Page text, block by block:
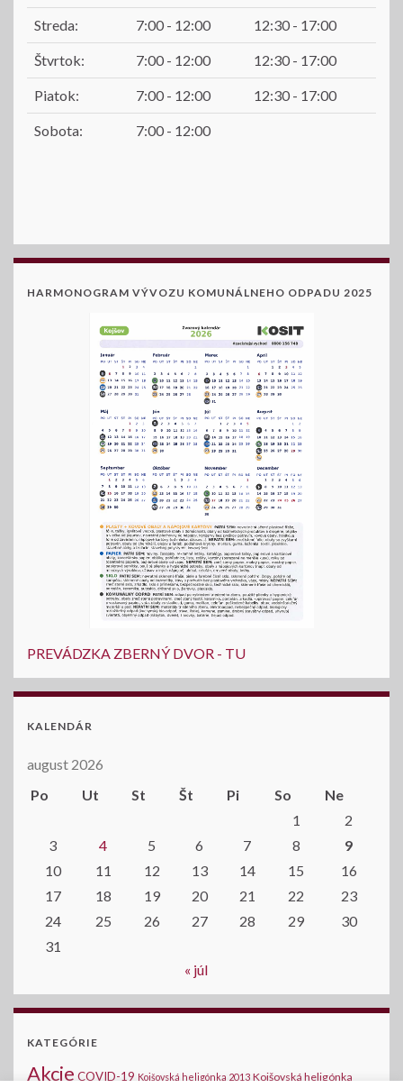
Streda: 7:00 - 12:00 12:30 - 17:00
Štvrtok: 7:00 - 12:00 12:30 - 17:00
Piatok: 7:00 - 12:00 12:30 - 17:00
Sobota: 7:00 - 12:00
HARMONOGRAM VÝVOZU KOMUNÁLNEHO ODPADU 2025
PREVÁDZKA ZBERNÝ DVOR - TU
KALENDÁR
august 2026
Po
Ut St Št Pi So
Ne
1
2
3
4 5 6 7 8
9
10
11 12 13 14 15
16
17
18 19 20 21 22
23
24
25 26 27 28 29
30
31
« júl
KATEGÓRIE
Akcie COVID-19 Kojšovská heligónka 2013 Kojšovská heligónka